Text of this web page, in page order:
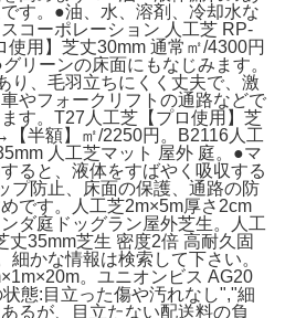
す。●油、水、溶剤、冷却水な
コーポレーション 人工芝 RP-
用】芝丈30mm 通常㎡/4300円
リーンの床面にもなじみます。
り、毛羽立ちにくく丈夫で、激
やフォークリフトの通路などで
す。T27人工芝【プロ使用】芝
半額】㎡/2250円。B2116人工
人工芝マット 屋外 庭。●マ
ると、液体をすばやく吸収する
プ防止、床面の保護、通路の防
です。人工芝2m×5m厚さ2cm
ダ庭ドッグラン屋外芝生。人工
丈35mm芝生 密度2倍 高耐久固
細かな情報は検索して下さい。
。ユニオンビス AG20
態: 目立った傷や汚れなし","細
るが、目立たない配送料の負